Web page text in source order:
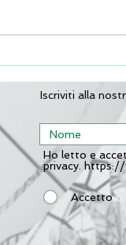
Iscriviti alla
Ho letto e
privacy.
Accetto